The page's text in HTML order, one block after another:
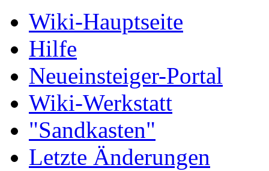
Wiki-Hauptseite
Hilfe
Neueinsteiger-Portal
Wiki-Werkstatt
"Sandkasten"
Letzte Änderungen